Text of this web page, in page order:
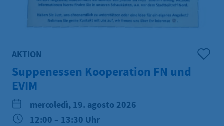
AKTION
Suppenessen Kooperation FN und
EVIM
mercoledì, 19. agosto 2026
12:00 – 13:30 Uhr